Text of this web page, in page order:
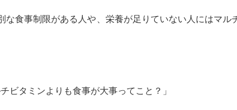
食事制限がある人や、栄養が足りていない人にはマ
ビタミンよりも食事が大事ってこと？」